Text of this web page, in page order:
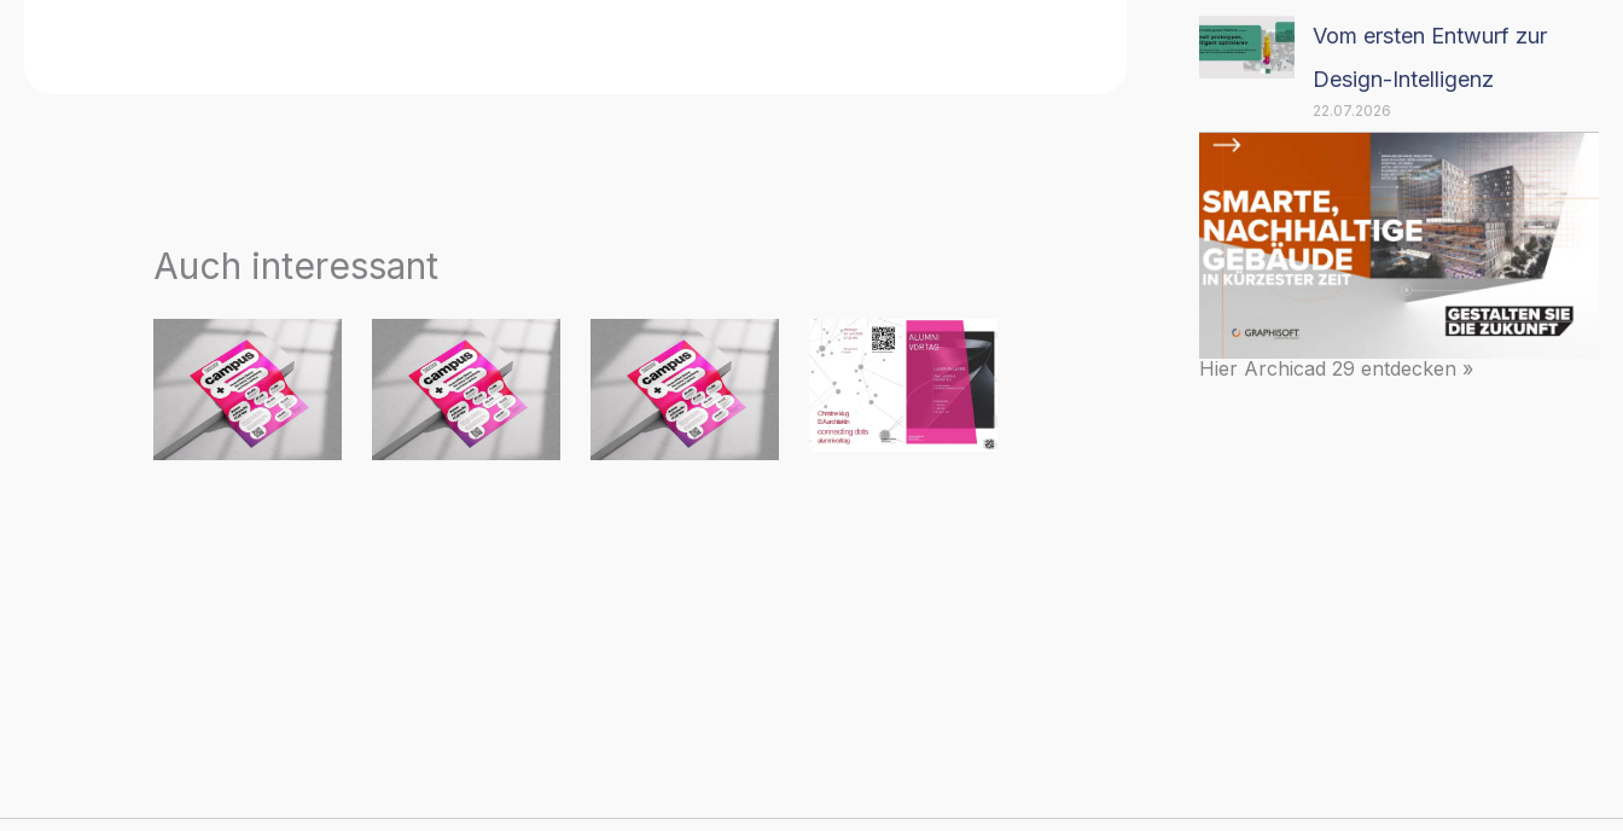
Auch interessant
Vom ersten Entwurf zur
Design-Intelligenz
22.07.2026
Hier Archicad 29 entdecken »